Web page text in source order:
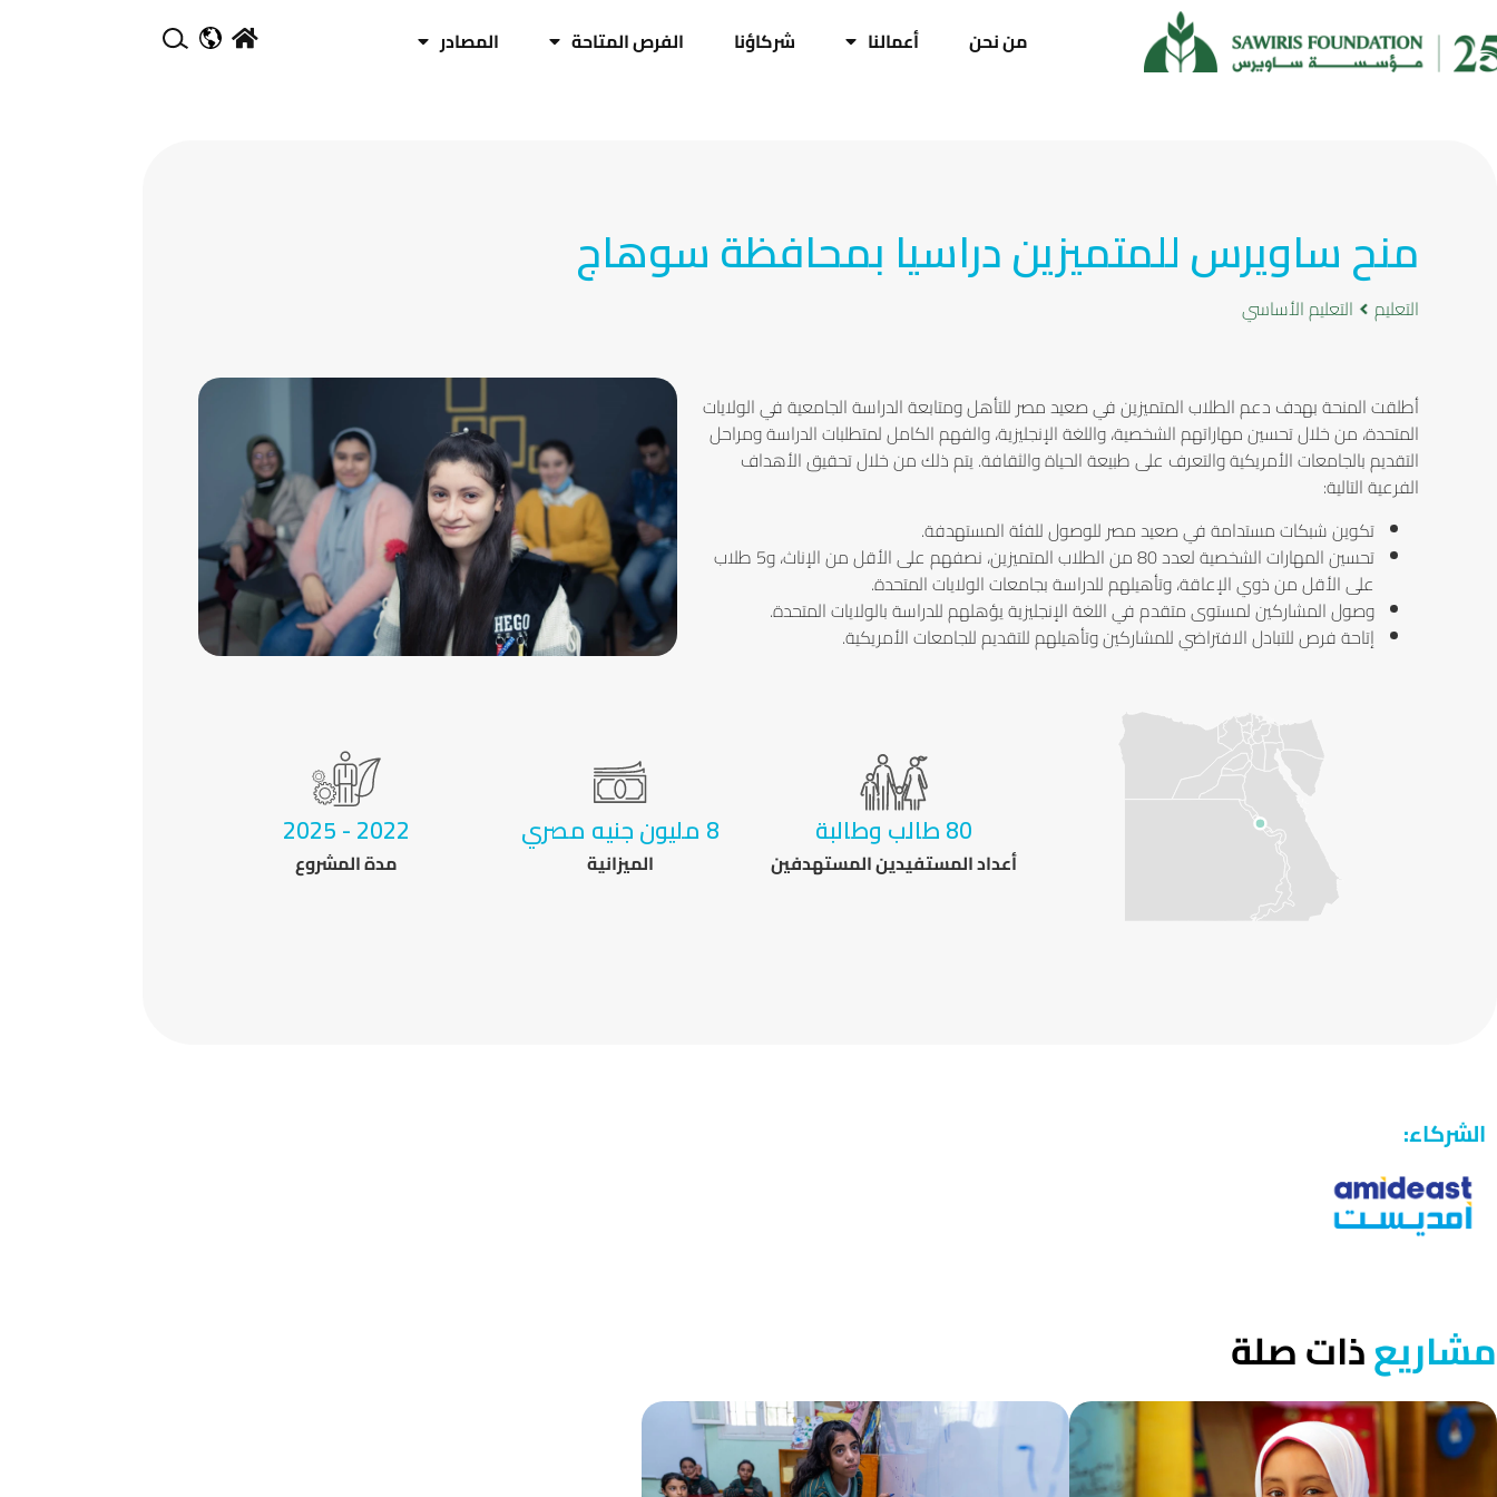
من نحن أعمالنا شركاؤنا الفرص المتاحة المصادر
منح ساويرس للمتميزين دراسيا بمحافظة سوهاج
التعليم التعليم الأساسي
أطلقت المنحة بهدف دعم الطلاب المتميزين في صعيد مصر للتأهل ومتابعة الدراسة الجامعية في الولايات
المتحدة، من خلال تحسين مهاراتهم الشخصية، واللغة الإنجليزية، والفهم الكامل لمتطلبات الدراسة ومراحل
التقديم بالجامعات الأمريكية والتعرف على طبيعة الحياة والثقافة. يتم ذلك من خلال تحقيق الأهداف
الفرعية التالية:
تكوين شبكات مستدامة في صعيد مصر للوصول للفئة المستهدفة.
تحسين المهارات الشخصية لعدد 80 من الطلاب المتميزين، نصفهم على الأقل من الإناث، و5 طلاب
على الأقل من ذوي الإعاقة، وتأهيلهم للدراسة بجامعات الولايات المتحدة.
وصول المشاركين لمستوى متقدم في اللغة الإنجليزية يؤهلهم للدراسة بالولايات المتحدة.
إتاحة فرص للتبادل الافتراضي للمشاركين وتأهيلهم للتقديم للجامعات الأمريكية.
80 طالب وطالبة
أعداد المستفيدين المستهدفين
8 مليون جنيه مصري
الميزانية
2022 - 2025
مدة المشروع
الشركاء:
مشاريعذات صلة